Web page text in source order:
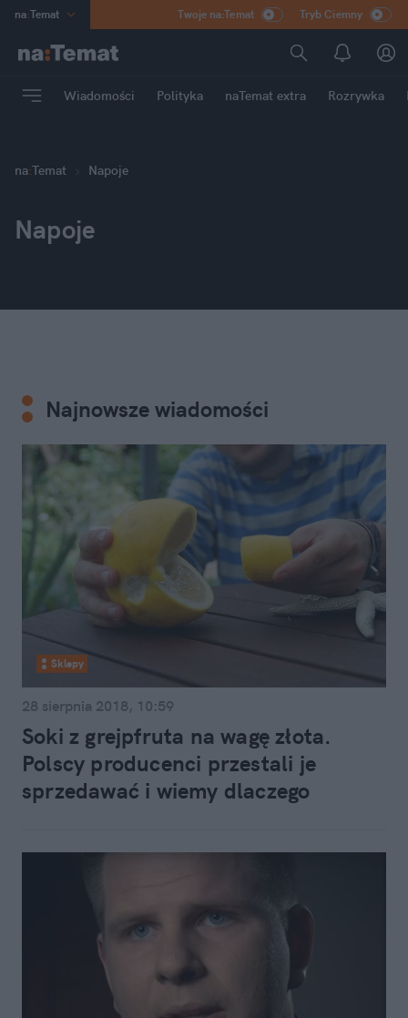
na:Temat
Poland
mama
Rozrywka
Twoje na:Temat Tryb Ciemny
Wiadomości Polityka naTemat extra Rozrywka
na:Temat Napoje
Napoje
Najnowsze wiadomości
Sklepy
28 sierpnia 2018, 10:59
Soki z grejpfruta na wagę złota.
Polscy producenci przestali je
sprzedawać i wiemy dlaczego